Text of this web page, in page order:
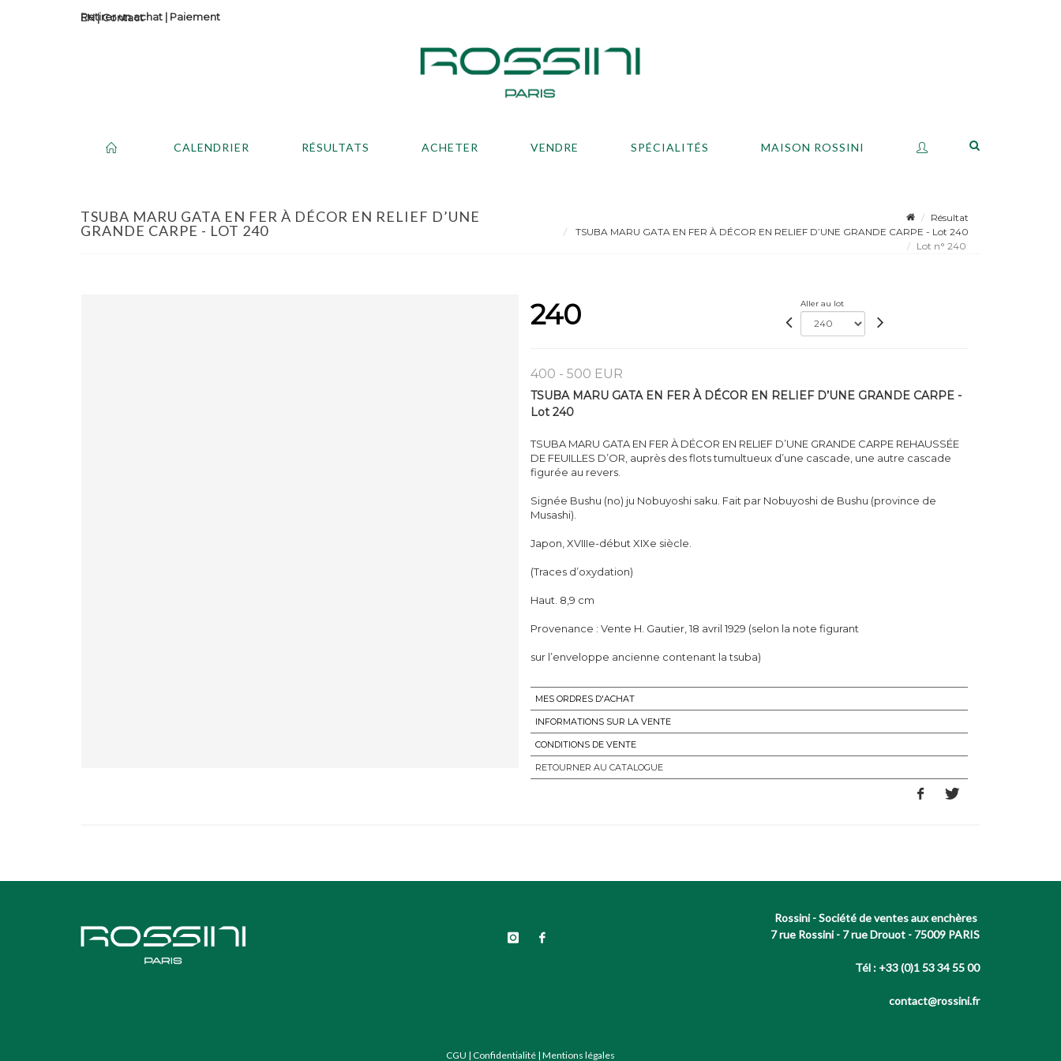
Contact
Retirer un achat | Paiement
CALENDRIER RÉSULTATS ACHETER VENDRE SPÉCIALITÉS MAISON ROSSINI
TSUBA MARU GATA EN FER À DÉCOR EN RELIEF D’UNE
GRANDE CARPE - LOT 240
Résultat
TSUBA MARU GATA EN FER À DÉCOR EN RELIEF D’UNE GRANDE CARPE - Lot 240
Lot n° 240
240 Aller au lot
400 - 500 EUR
TSUBA MARU GATA EN FER À DÉCOR EN RELIEF D’UNE GRANDE CARPE -
Lot 240
TSUBA MARU GATA EN FER À DÉCOR EN RELIEF D’UNE GRANDE CARPE REHAUSSÉE
DE FEUILLES D’OR, auprès des flots tumultueux d’une cascade, une autre cascade
figurée au revers.
Signée Bushu (no) ju Nobuyoshi saku. Fait par Nobuyoshi de Bushu (province de
Musashi).
Japon, XVIIIe-début XIXe siècle.
(Traces d’oxydation)
Haut. 8,9 cm
Provenance : Vente H. Gautier, 18 avril 1929 (selon la note figurant
sur l’enveloppe ancienne contenant la tsuba)
MES ORDRES D'ACHAT
INFORMATIONS SUR LA VENTE
CONDITIONS DE VENTE
RETOURNER AU CATALOGUE
Rossini - Société de ventes aux enchères
7 rue Rossini - 7 rue Drouot - 75009 PARIS
Tél : +33 (0)1 53 34 55 00
contact@rossini.fr
CGU | Confidentialité | Mentions légales